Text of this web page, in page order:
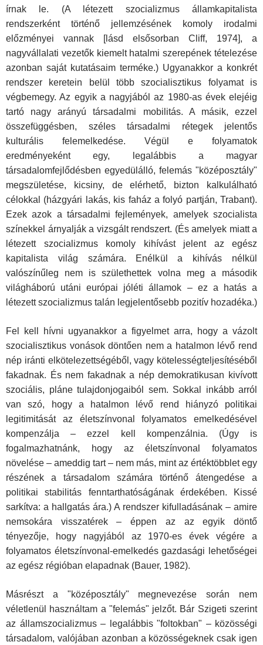
írnak le. (A létezett szocializmus államkapitalista
rendszerként történő jellemzésének komoly irodalmi
előzményei vannak [lásd elsősorban Cliff, 1974], a
nagyvállalati vezetők kiemelt hatalmi szerepének tételezése
azonban saját kutatásaim terméke.) Ugyanakkor a konkrét
rendszer keretein belül több szocialisztikus folyamat is
végbemegy. Az egyik a nagyjából az 1980-as évek elejéig
tartó nagy arányú társadalmi mobilitás. A másik, ezzel
összefüggésben, széles társadalmi rétegek jelentős
kulturális felemelkedése. Végül e folyamatok
eredményeként egy, legalábbis a magyar
társadalomfejlődésben egyedülálló, felemás "középosztály"
megszületése, kicsiny, de elérhető, bizton kalkulálható
célokkal (házgyári lakás, kis faház a folyó partján, Trabant).
Ezek azok a társadalmi fejlemények, amelyek szocialista
színekkel árnyalják a vizsgált rendszert. (És amelyek miatt a
létezett szocializmus komoly kihívást jelent az egész
kapitalista világ számára. Enélkül a kihívás nélkül
valószínűleg nem is születhettek volna meg a második
világháború utáni európai jóléti államok – ez a hatás a
létezett szocializmus talán legjelentősebb pozitív hozadéka.)
Fel kell hívni ugyanakkor a figyelmet arra, hogy a vázolt
szocialisztikus vonások döntően nem a hatalmon lévő rend
nép iránti elkötelezettségéből, vagy kötelességteljesítéséből
fakadnak. És nem fakadnak a nép demokratikusan kivívott
szociális, pláne tulajdonjogaiból sem. Sokkal inkább arról
van szó, hogy a hatalmon lévő rend hiányzó politikai
legitimitását az életszínvonal folyamatos emelkedésével
kompenzálja – ezzel kell kompenzálnia. (Úgy is
fogalmazhatnánk, hogy az életszínvonal folyamatos
növelése – ameddig tart – nem más, mint az értéktöbblet egy
részének a társadalom számára történő átengedése a
politikai stabilitás fenntarthatóságának érdekében. Kissé
sarkítva: a hallgatás ára.) A rendszer kifulladásának – amire
nemsokára visszatérek – éppen az az egyik döntő
tényezője, hogy nagyjából az 1970-es évek végére a
folyamatos életszínvonal-emelkedés gazdasági lehetőségei
az egész régióban elapadnak (Bauer, 1982).
Másrészt a "középosztály" megnevezése során nem
véletlenül használtam a "felemás" jelzőt. Bár Szigeti szerint
az államszocializmus – legalábbis "foltokban" – közösségi
társadalom, valójában azonban a közösségeknek csak igen